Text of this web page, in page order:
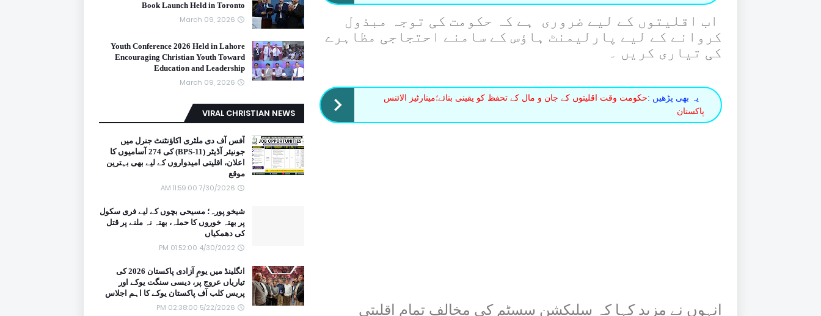
اب اقلیتوں کے لیے ضروری ہے کہ حکومت کی توجہ مبذول
کروانے کے لیے پارلیمنٹ ہاؤس کے سامنے احتجاجی مظاہرے
کی تیاری کریں ۔
یہ بھی پڑھیں :حکومت وقت اقلیتوں کے جان و مال کے تحفظ کو یقینی بنائے؛مینارٹیز الائنس
پاکستان
انہوں نے مزید کہا کہ سلیکشن سسٹم کی مخالف تمام اقلیتی
Book Launch Held in Toronto
March 09, 2026
Youth Conference 2026 Held in Lahore
Encouraging Christian Youth Toward
Education and Leadership
March 09, 2026
VIRAL CHRISTIAN NEWS
آفس آف دی ملٹری اکاؤنٹنٹ جنرل میں
جونیئر آڈیٹر (BPS-11) کی 274 آسامیوں کا
اعلان، اقلیتی امیدواروں کے لیے بھی بہترین
موقع
7/30/2026 11:59:00 AM
شیخو پورہ؛ مسیحی بچوں کے لیے فری سکول
پر بھتہ خوروں کا حملہ، بھتہ نہ ملنے پر قتل
کی دھمکیاں
4/30/2022 01:52:00 PM
انگلینڈ میں یومِ آزادی پاکستان 2026 کی
تیاریاں عروج پر، دیسی سنگت یوکے اور
پریس کلب آف پاکستان یوکے کا اہم اجلاس
5/22/2026 02:38:00 PM